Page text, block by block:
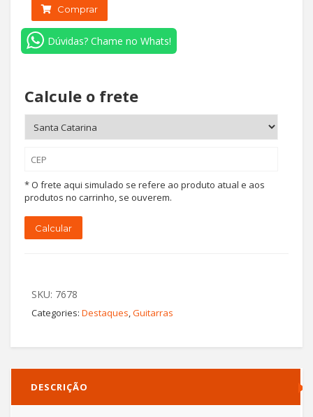
MUSE
-
SCARLET
RED
Comprar
Dúvidas? Chame no Whats!
Calcule o frete
* O frete aqui simulado se refere ao produto atual e aos
produtos no carrinho, se ouverem.
Calcular
SKU: 7678
Categories: Destaques,Guitarras
DESCRIÇÃO